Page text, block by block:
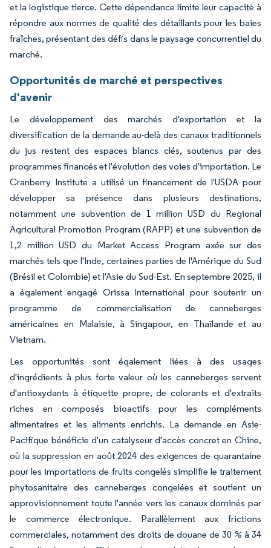
et la logistique tierce. Cette dépendance limite leur capacité à
répondre aux normes de qualité des détaillants pour les baies
fraîches, présentant des défis dans le paysage concurrentiel du
marché.
Opportunités de marché et perspectives
d'avenir
Le développement des marchés d'exportation et la
diversification de la demande au-delà des canaux traditionnels
du jus restent des espaces blancs clés, soutenus par des
programmes financés et l'évolution des voies d'importation. Le
Cranberry Institute a utilisé un financement de l'USDA pour
développer sa présence dans plusieurs destinations,
notamment une subvention de 1 million USD du Regional
Agricultural Promotion Program (RAPP) et une subvention de
1,2 million USD du Market Access Program axée sur des
marchés tels que l'Inde, certaines parties de l'Amérique du Sud
(Brésil et Colombie) et l'Asie du Sud-Est. En septembre 2025, il
a également engagé Orissa International pour soutenir un
programme de commercialisation de canneberges
américaines en Malaisie, à Singapour, en Thaïlande et au
Vietnam.
Les opportunités sont également liées à des usages
d'ingrédients à plus forte valeur où les canneberges servent
d'antioxydants à étiquette propre, de colorants et d'extraits
riches en composés bioactifs pour les compléments
alimentaires et les aliments enrichis. La demande en Asie-
Pacifique bénéficie d'un catalyseur d'accès concret en Chine,
où la suppression en août 2024 des exigences de quarantaine
pour les importations de fruits congelés simplifie le traitement
phytosanitaire des canneberges congelées et soutient un
approvisionnement toute l'année vers les canaux dominés par
le commerce électronique. Parallèlement aux frictions
commerciales, notamment des droits de douane de 30 % à 34